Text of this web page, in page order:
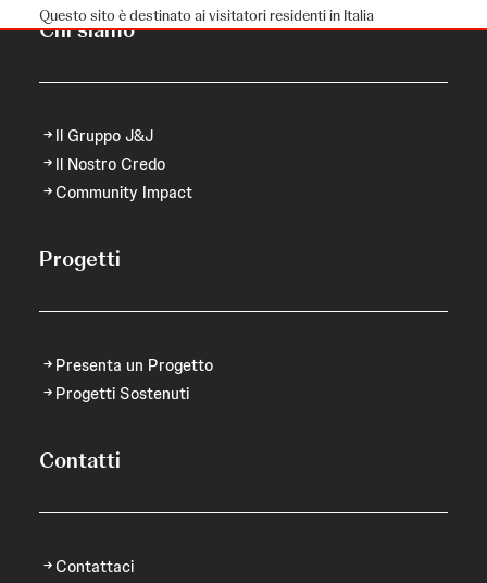
Questo sito è destinato ai visitatori residenti in Italia
Chi siamo
Il Gruppo J&J
Il Nostro Credo
Community Impact
Progetti
Presenta un Progetto
Progetti Sostenuti
Contatti
Contattaci